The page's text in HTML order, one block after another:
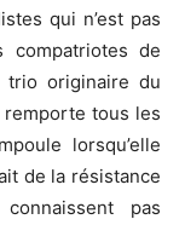
qui n’est pas
compatriotes de
originaire du
tous les
lorsqu’elle
de la résistance
pas